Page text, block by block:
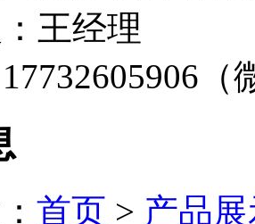
王经理
（
首页 > 产品